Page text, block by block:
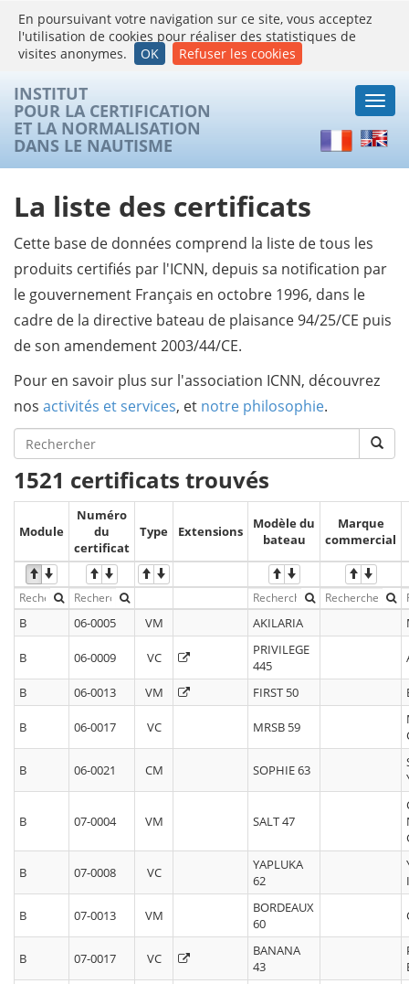
En poursuivant votre navigation sur ce site, vous acceptez
l'utilisation de cookies pour réaliser des statistiques de
visites anonymes.
OK Refuser les cookies
INSTITUT
POUR LA CERTIFICATION
ET LA NORMALISATION
DANS LE NAUTISME FrançaisEnglish
La liste des certificats
Cette base de données comprend la liste de tous les
produits certifiés par l'ICNN, depuis sa notification par
le gouvernement Français en octobre 1996, dans le
cadre de la directive bateau de plaisance 94/25/CE puis
de son amendement 2003/44/CE.
Pour en savoir plus sur l'association ICNN, découvrez
nos activités et services, et notre philosophie.
1521 certificats trouvés
Module
Numéro
du
certificat
Type Extensions
Modèle du
bateau
Marque
commercial
B 06-0005 VM AKILARIA
B 06-0009 VC
PRIVILEGE
445
B 06-0013 VM FIRST 50
B 06-0017 VC MRSB 59
B 06-0021 CM SOPHIE 63
B 07-0004 VM SALT 47
B 07-0008 VC
YAPLUKA
62
B 07-0013 VM
BORDEAUX
60
B 07-0017 VC
BANANA
43